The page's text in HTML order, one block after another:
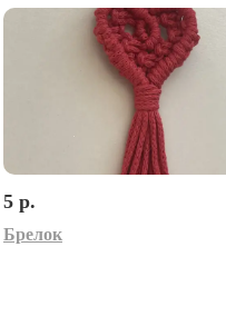
5 р.
Брелок